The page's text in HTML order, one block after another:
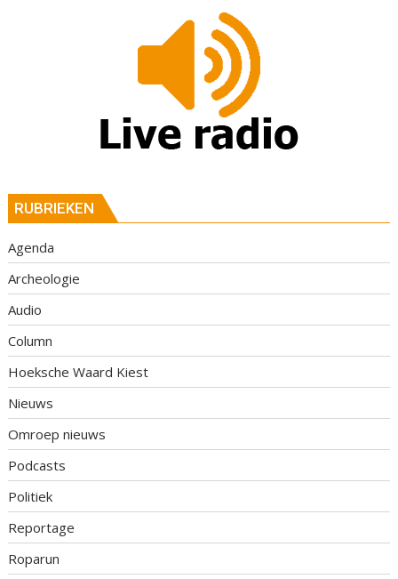
RUBRIEKEN
Agenda
Archeologie
Audio
Column
Hoeksche Waard Kiest
Nieuws
Omroep nieuws
Podcasts
Politiek
Reportage
Roparun